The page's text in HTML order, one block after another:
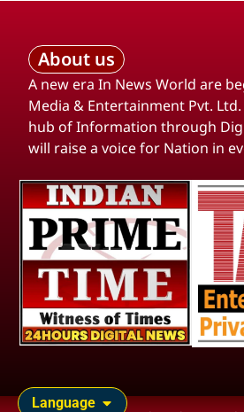
Language
About us
A new era In News World are
Media & Entertainment Pvt.
hub of Information through
will raise a voice for Nation in